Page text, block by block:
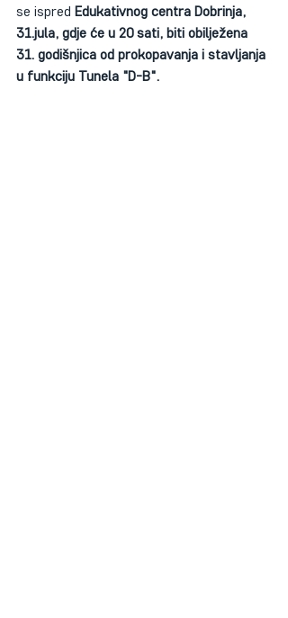
se ispred Edukativnog centra Dobrinja,
31.jula, gdje će u 20 sati, biti obilježena
31. godišnjica od prokopavanja i stavljanja
u funkciju Tunela "D-B".